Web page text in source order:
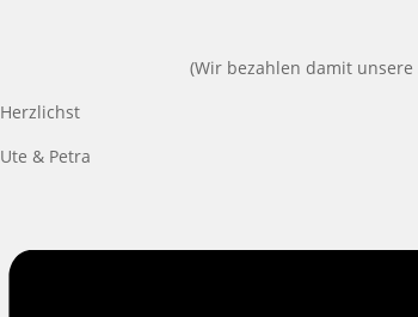
(Wir bezahlen damit
Herzlichst
Ute & Petra